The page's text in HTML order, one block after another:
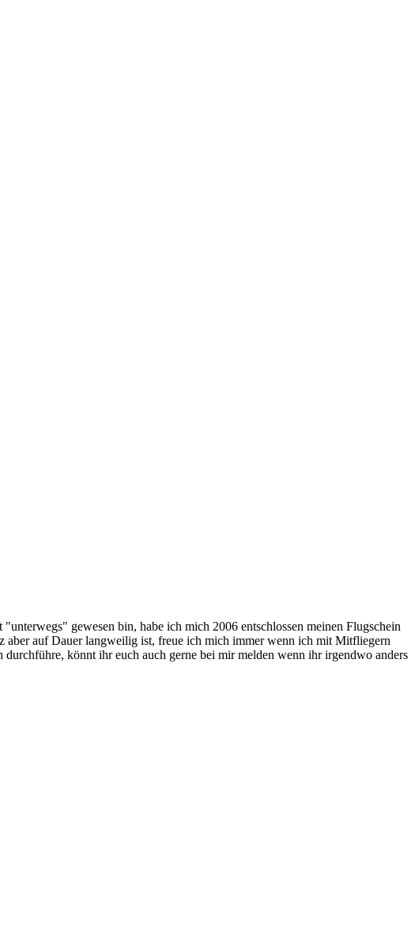
gewesen bin, habe ich mich 2006 entschlossen meinen Flugschein
aber auf Dauer langweilig ist, freue ich mich immer wenn ich mit Mitfliegern
könnt ihr euch auch gerne bei mir melden wenn ihr irgendwo anders